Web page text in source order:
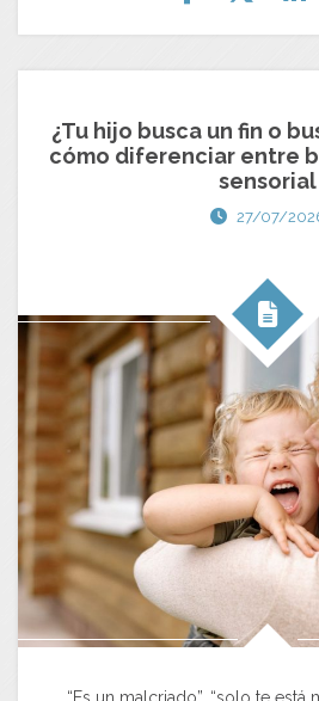
¿Tu hijo busca un fin o
cómo diferenciar entre
sensorial
27/07/